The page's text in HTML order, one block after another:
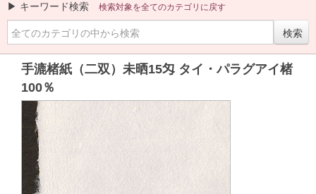
▶ キーワード検索 検索対象を全てのカテゴリに戻す
手漉楮紙（二双）未晒15匁 タイ・パラグアイ楮
100％